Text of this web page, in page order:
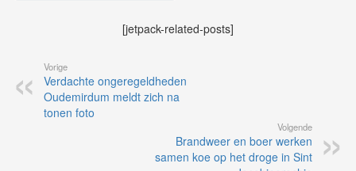
[jetpack-related-posts]
Vorige
Verdachte ongeregeldheden
Oudemirdum meldt zich na
tonen foto
Volgende
Brandweer en boer werken
samen koe op het droge in Sint